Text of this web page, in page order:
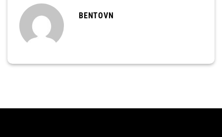
BENTOVN